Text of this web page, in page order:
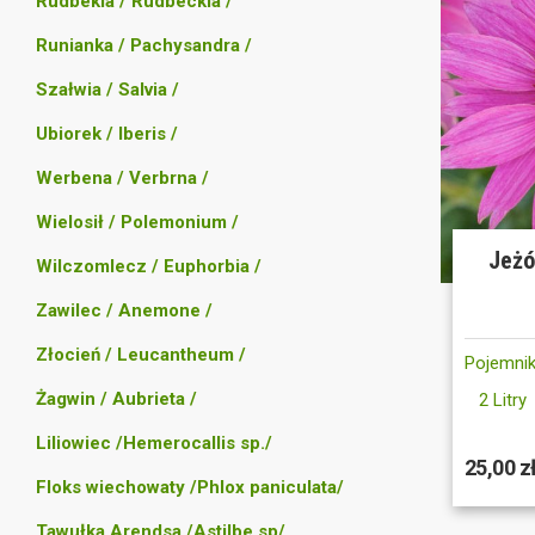
Runianka / Pachysandra /
Szałwia / Salvia /
Ubiorek / Iberis /
Werbena / Verbrna /
Wielosił / Polemonium /
Wilczomlecz / Euphorbia /
Zawilec / Anemone /
Złocień / Leucantheum /
Żagwin / Aubrieta /
Liliowiec /Hemerocallis sp./
Floks wiechowaty /Phlox paniculata/
2 Litry
25,00